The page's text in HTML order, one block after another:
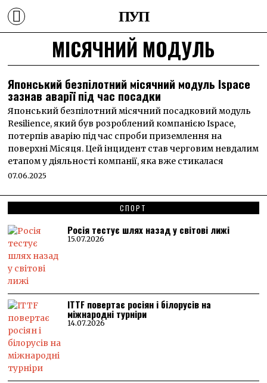
ПУП
МІСЯЧНИЙ МОДУЛЬ
Японський безпілотний місячний модуль Ispace
зазнав аварії під час посадки
Японський безпілотний місячний посадковий модуль
Resilience, який був розроблений компанією Ispace,
потерпів аварію під час спроби приземлення на
поверхні Місяця. Цей інцидент став черговим невдалим
етапом у діяльності компанії, яка вже стикалася
07.06.2025
СПОРТ
Росія тестує шлях назад у світові лижі
15.07.2026
ITTF повертає росіян і білорусів на
міжнародні турніри
14.07.2026